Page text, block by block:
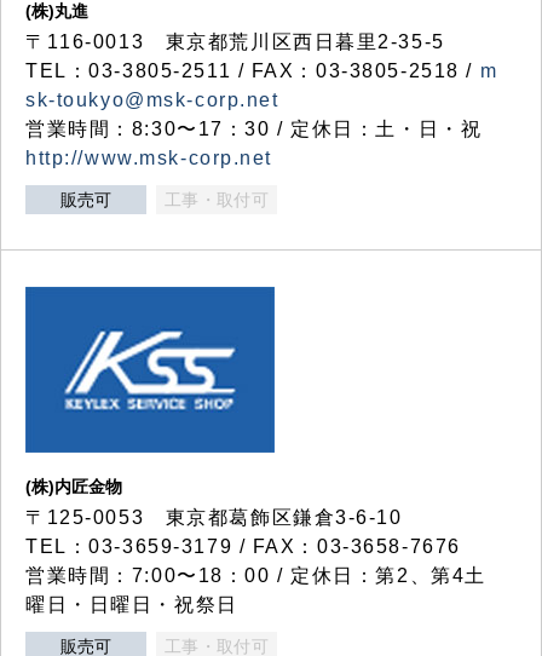
(株)丸進
〒116-0013 東京都荒川区西日暮里2-35-5
TEL：03-3805-2511 / FAX：03-3805-2518 / m
sk-toukyo@msk-corp.net
営業時間：8:30〜17：30 / 定休日：土・日・祝
http://www.msk-corp.net
販売可 工事・取付可
(株)内匠金物
〒125-0053 東京都葛飾区鎌倉3-6-10
TEL：03-3659-3179 / FAX：03-3658-7676
営業時間：7:00〜18：00 / 定休日：第2、第4土
曜日・日曜日・祝祭日
販売可 工事・取付可